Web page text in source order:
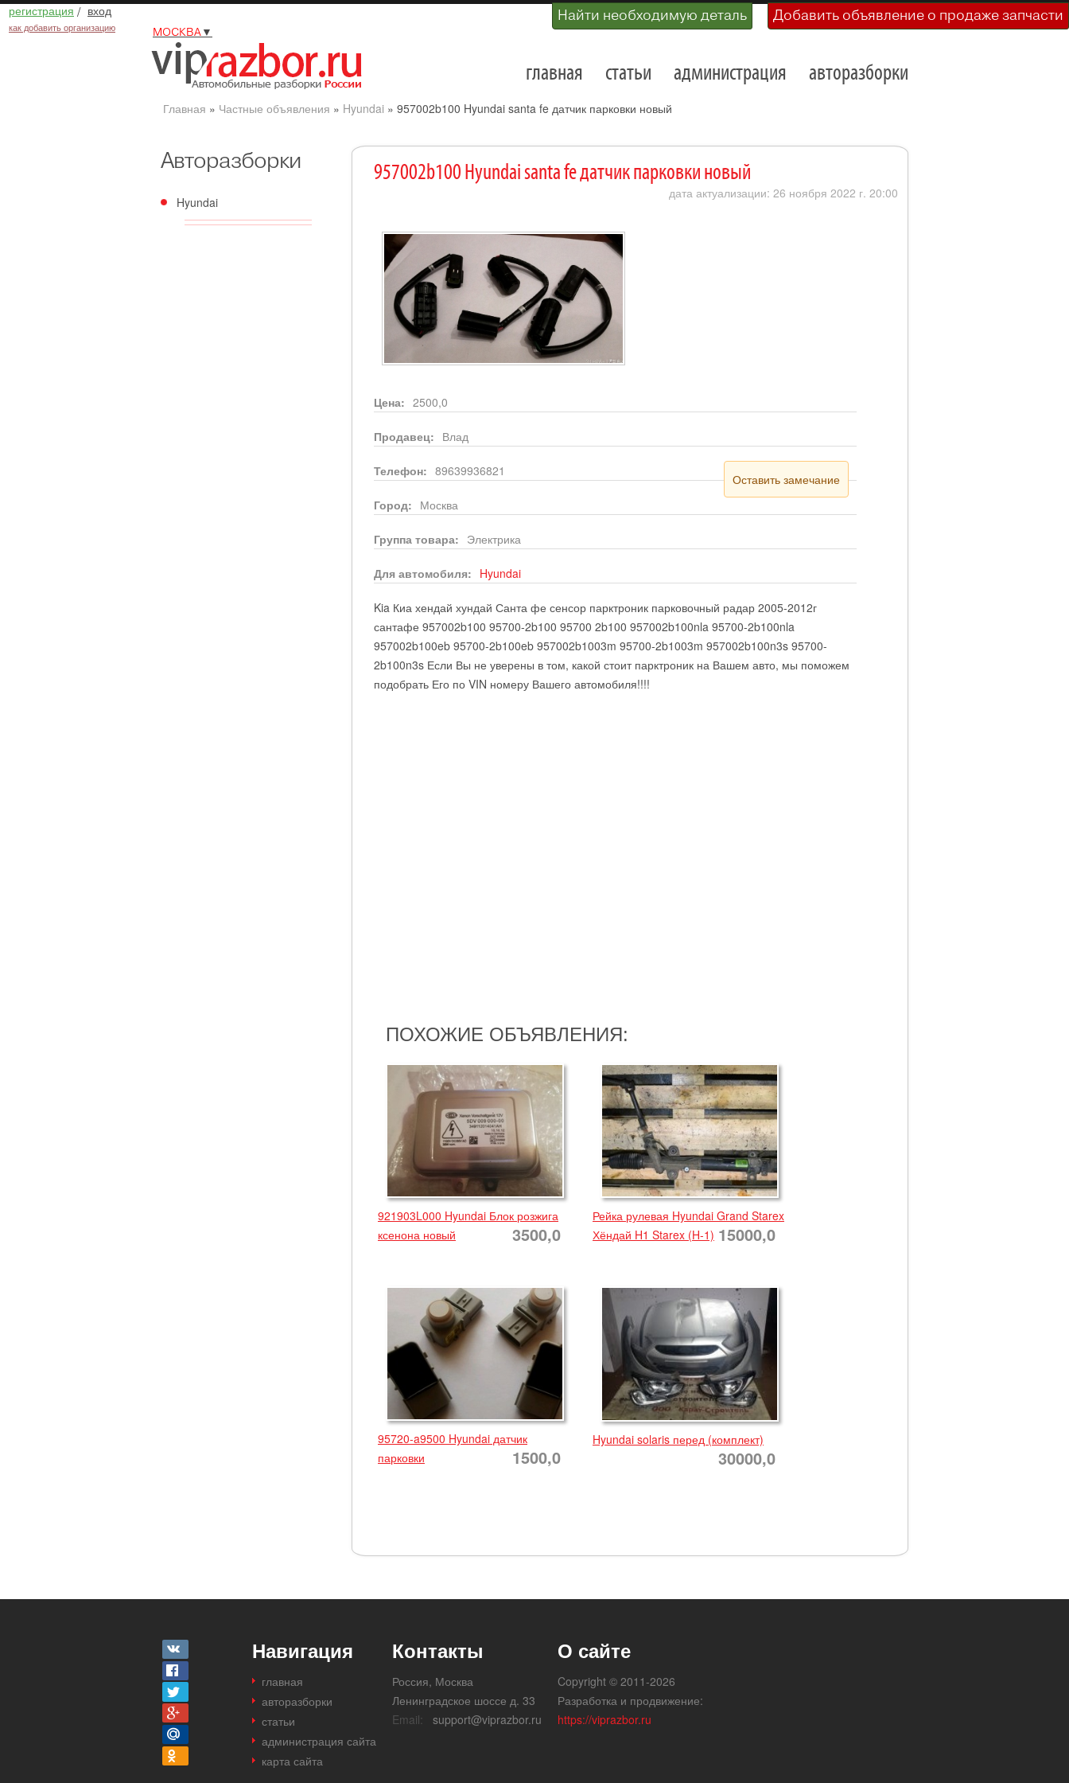
регистрация / вход
как добавить организацию
Найти необходимую деталь Добавить объявление о продаже запчасти
МОСКВА▼
главная статьи администрация авторазборки
Главная » Частные объявления » Hyundai» 957002b100 Hyundai santa fe датчик парковки новый
Авторазборки
Hyundai
957002b100 Hyundai santa fe датчик парковки новый
дата актуализации: 26 ноября 2022 г. 20:00
Цена: 2500,0
Продавец: Влад
Телефон: 89639936821
Оставить замечание
Город: Москва
Группа товара: Электрика
Для автомобиля: Hyundai
Kia Киа хендай хундай Санта фе сенсор парктроник парковочный радар 2005-2012г
сантафе 957002b100 95700-2b100 95700 2b100 957002b100nla 95700-2b100nla
957002b100eb 95700-2b100eb 957002b1003m 95700-2b1003m 957002b100n3s 95700-
2b100n3s Если Вы не уверены в том, какой стоит парктроник на Вашем авто, мы поможем
подобрать Его по VIN номеру Вашего автомобиля!!!!
ПОХОЖИЕ ОБЪЯВЛЕНИЯ:
921903L000 Hyundai Блок розжига
ксенона новый
3500,0
Рейка рулевая Hyundai Grand Starex
Хёндай H1 Starex (H-1) 15000,0
95720-a9500 Hyundai датчик
парковки
1500,0
Hyundai solaris перед (комплект)
30000,0
Навигация
главная
авторазборки
статьи
администрация сайта
карта сайта
Контакты
Россия, Москва
Ленинградское шоссе д. 33
Email:
support@viprazbor.ru
О сайте
Copyright © 2011-2026
Разработка и продвижение:
https://viprazbor.ru